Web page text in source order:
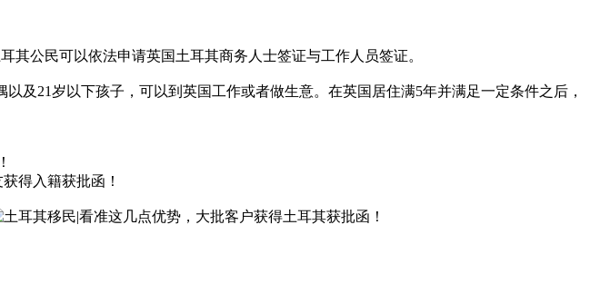
其公民可以依法申请英国土耳其商务人士签证与工作人员签证。
及21岁以下孩子，可以到英国工作或者做生意。在英国居住满5年并满足一定条件之后，
得入籍获批函！